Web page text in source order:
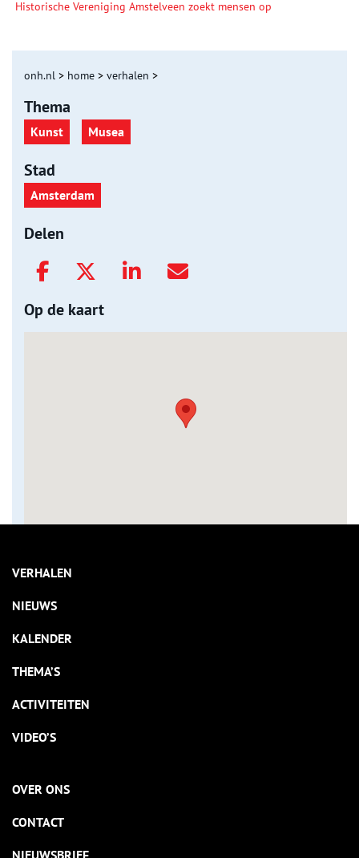
Historische Vereniging Amstelveen zoekt mensen op
onh.nl > home > verhalen >
Thema
Kunst Musea
Stad
Amsterdam
Delen
Op de kaart
VERHALEN
NIEUWS
KALENDER
THEMA’S
ACTIVITEITEN
VIDEO’S
OVER ONS
CONTACT
NIEUWSBRIEF